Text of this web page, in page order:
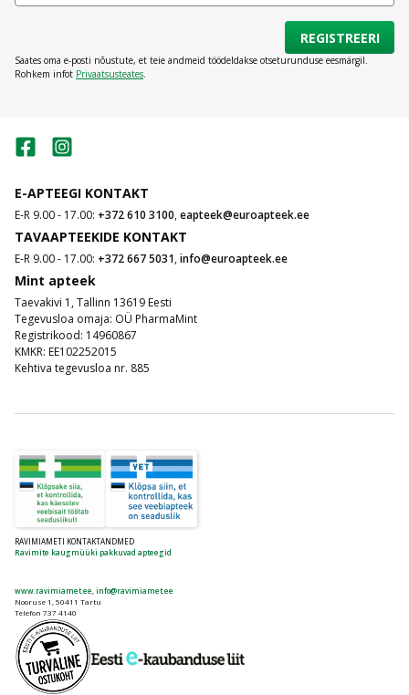
REGISTREERI
Saates oma e-posti nõustute, et teie andmeid töödeldakse otseturunduse eesmärgil.
Rohkem infot Privaatsusteates.
E-APTEEGI KONTAKT
E-R 9.00 - 17.00: +372 610 3100,eapteek@euroapteek.ee
TAVAAPTEEKIDE KONTAKT
E-R 9.00 - 17.00: +372 667 5031,info@euroapteek.ee
Mint apteek
Taevakivi 1, Tallinn 13619 Eesti
Tegevusloa omaja: OÜ PharmaMint
Registrikood: 14960867
KMKR: EE102252015
Kehtiva tegevusloa nr. 885
RAVIMIAMETI KONTAKTANDMED
Ravimite kaugmüüki pakkuvad apteegid
www.ravimiamet.ee info@ravimiamet.ee
Nooruse 1, 50411 Tartu
Telefon 737 4140